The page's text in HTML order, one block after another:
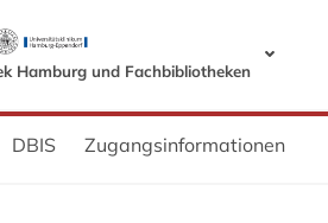
Hamburg und Fachbibliotheken
DBIS Zugangsinformationen